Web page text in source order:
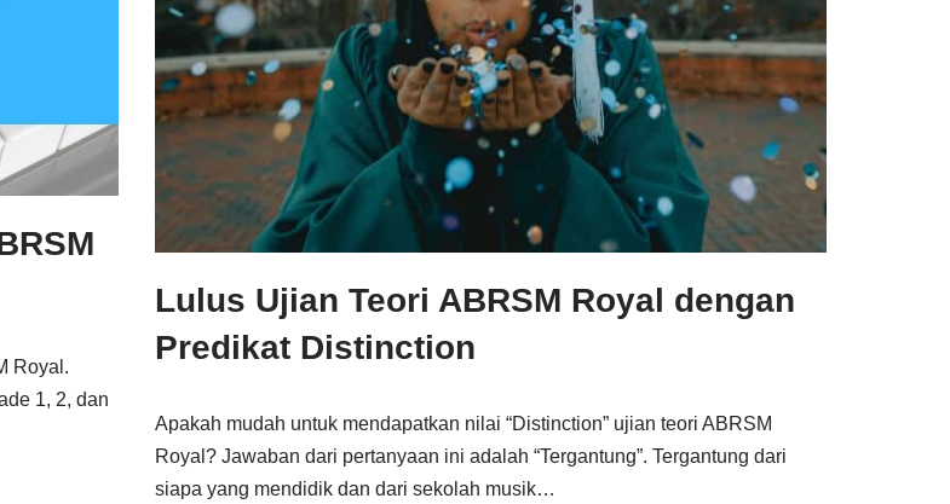
Royal.
1, 2, dan
Lulus Ujian Teori ABRSM Royal dengan
Predikat Distinction
Apakah mudah untuk mendapatkan nilai “Distinction” ujian teori ABRSM
Royal? Jawaban dari pertanyaan ini adalah “Tergantung”. Tergantung dari
siapa yang mendidik dan dari sekolah musik…